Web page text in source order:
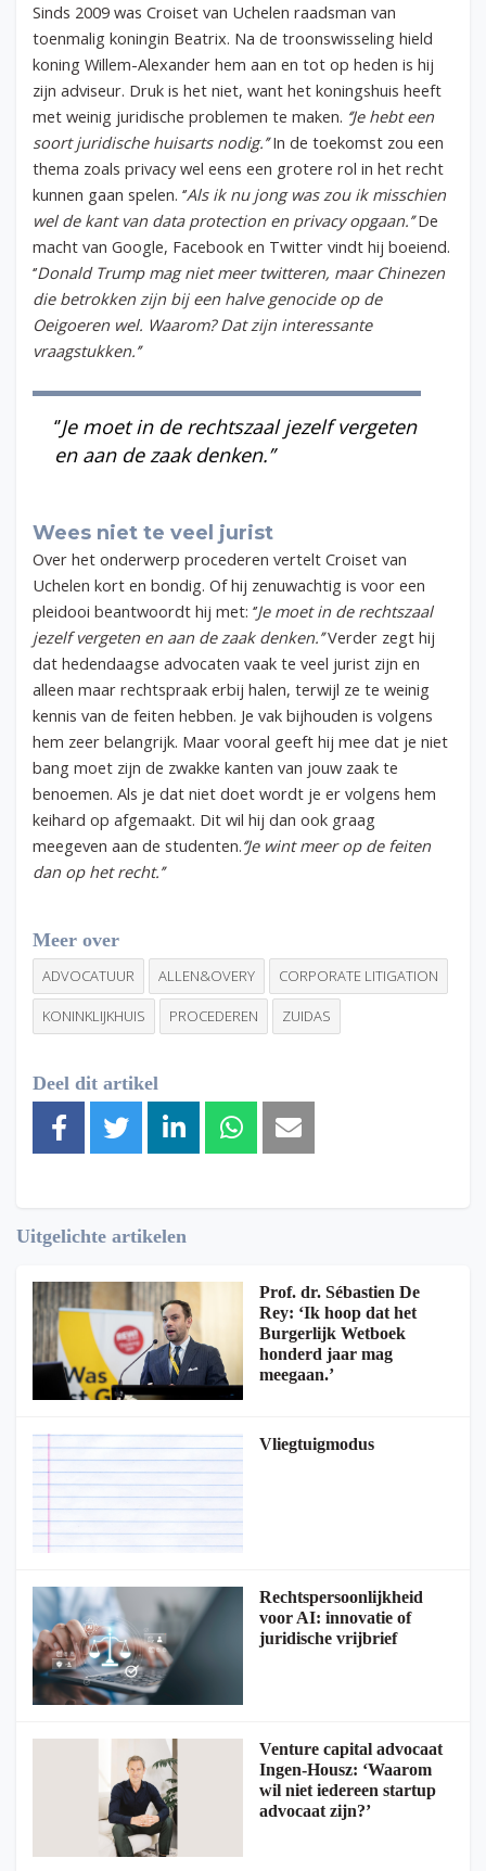
Sinds 2009 was Croiset van Uchelen raadsman van
toenmalig koningin Beatrix. Na de troonswisseling hield
koning Willem-Alexander hem aan en tot op heden is hij
zijn adviseur. Druk is het niet, want het koningshuis heeft
met weinig juridische problemen te maken. ‘’Je hebt een
soort juridische huisarts nodig.’’In de toekomst zou een
thema zoals privacy wel eens een grotere rol in het recht
kunnen gaan spelen. ‘’Als ik nu jong was zou ik misschien
wel de kant van data protection en privacy opgaan.’’De
macht van Google, Facebook en Twitter vindt hij boeiend.
‘’Donald Trump mag niet meer twitteren, maar Chinezen
die betrokken zijn bij een halve genocide op de
Oeigoeren wel. Waarom? Dat zijn interessante
vraagstukken.’’
‘’Je moet in de rechtszaal jezelf vergeten
en aan de zaak denken.’’
Wees niet te veel jurist
Over het onderwerp procederen vertelt Croiset van
Uchelen kort en bondig. Of hij zenuwachtig is voor een
pleidooi beantwoordt hij met: ‘’Je moet in de rechtszaal
jezelf vergeten en aan de zaak denken.’’Verder zegt hij
dat hedendaagse advocaten vaak te veel jurist zijn en
alleen maar rechtspraak erbij halen, terwijl ze te weinig
kennis van de feiten hebben. Je vak bijhouden is volgens
hem zeer belangrijk. Maar vooral geeft hij mee dat je niet
bang moet zijn de zwakke kanten van jouw zaak te
benoemen. Als je dat niet doet wordt je er volgens hem
keihard op afgemaakt. Dit wil hij dan ook graag
meegeven aan de studenten.‘’Je wint meer op de feiten
dan op het recht.’’
Meer over
ADVOCATUUR ALLEN&OVERY CORPORATE LITIGATION
KONINKLIJKHUIS PROCEDEREN ZUIDAS
Deel dit artikel
Uitgelichte artikelen
Prof. dr. Sébastien De
Rey: ‘Ik hoop dat het
Burgerlijk Wetboek
honderd jaar mag
meegaan.’
Vliegtuigmodus
Rechtspersoonlijkheid
voor AI: innovatie of
juridische vrijbrief
Venture capital advocaat
Ingen-Housz: ‘Waarom
wil niet iedereen startup
advocaat zijn?’